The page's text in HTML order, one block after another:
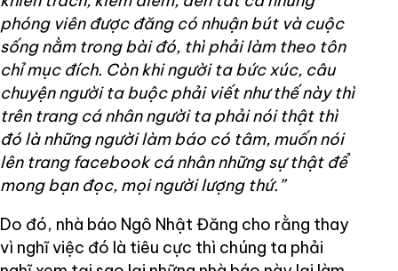
phóng viên được đăng có nhuận bút và cuộc
sống nằm trong bài đó, thì phải làm theo tôn
chỉ mục đích. Còn khi người ta bức xúc, câu
chuyện người ta buộc phải viết như thế này thì
trên trang cá nhân người ta phải nói thật thì
đó là những người làm báo có tâm, muốn nói
lên trang facebook cá nhân những sự thật để
mong bạn đọc, mọi người lượng thứ.”
Do đó, nhà báo Ngô Nhật Đăng cho rằng thay
vì nghĩ việc đó là tiêu cực thì chúng ta phải